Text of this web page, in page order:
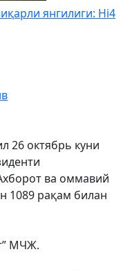
янгилиги: Hi4
26 октябрь куни
ва оммавий
1089 рақам билан
МЧЖ.